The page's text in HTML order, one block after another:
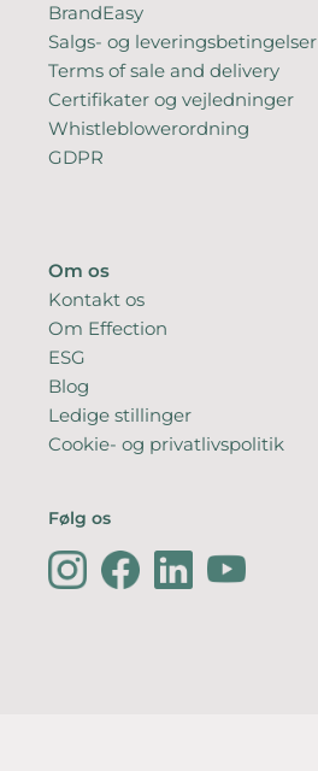
BrandEasy
Salgs- og leveringsbetingelser
Terms of sale and delivery
Certifikater og vejledninger
Whistleblowerordning
GDPR
Om os
Kontakt os
Om Effection
ESG
Blog
Ledige stillinger
Cookie- og privatlivspolitik
Følg os